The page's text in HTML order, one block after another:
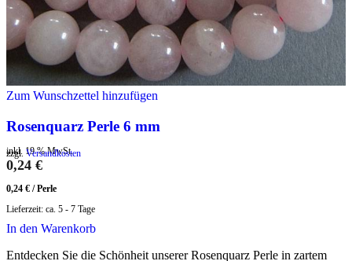
Zum Wunschzettel hinzufügen
Rosenquarz Perle 6 mm
inkl. 19 % MwSt.
zzgl. Versandkosten
0,24 €
0,24 € /Perle
Lieferzeit: ca. 5 - 7 Tage
In den Warenkorb
Entdecken Sie die Schönheit unserer Rosenquarz Perle in zartem